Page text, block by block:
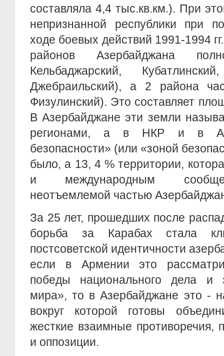
составляла 4,4 тыс.кв.км.). При
непризнанной республики при
ходе боевых действий 1991-1994
районов Азербайджана
Кельбаджарский,
Джебраильский), а 2 района
Физулинский). Это составляет
В Азербайджане эти земли
регионами, а в НКР и в
безопасности» (или «зоной
было, а 13, 4 % территории,
и международным
неотъемлемой частью
За 25 лет, прошедших после
борьба за Карабах стала
постсоветской идентичности
если в Армении это
победы национального дела и
мира», то в Азербайджане это -
вокруг которой готовы
жесткие взаимные противоречия,
и оппозиции.